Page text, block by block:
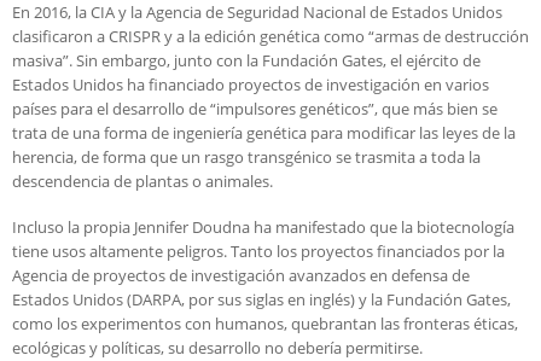
En 2016, la CIA y la Agencia de Seguridad Nacional de Estados Unidos
clasificaron a CRISPR y a la edición genética como “armas de destrucción
masiva”. Sin embargo, junto con la Fundación Gates, el ejército de
Estados Unidos ha financiado proyectos de investigación en varios
países para el desarrollo de “impulsores genéticos”, que más bien se
trata de una forma de ingeniería genética para modificar las leyes de la
herencia, de forma que un rasgo transgénico se trasmita a toda la
descendencia de plantas o animales.
Incluso la propia Jennifer Doudna ha manifestado que la biotecnología
tiene usos altamente peligros. Tanto los proyectos financiados por la
Agencia de proyectos de investigación avanzados en defensa de
Estados Unidos (DARPA, por sus siglas en inglés) y la Fundación Gates,
como los experimentos con humanos, quebrantan las fronteras éticas,
ecológicas y políticas, su desarrollo no debería permitirse.